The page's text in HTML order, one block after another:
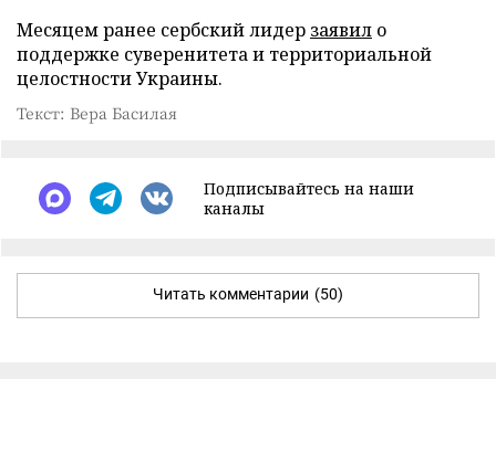
Месяцем ранее сербский лидер заявил о
поддержке суверенитета и территориальной
целостности Украины.
Текст: Вера Басилая
Подписывайтесь на наши
каналы
Читать комментарии (50)